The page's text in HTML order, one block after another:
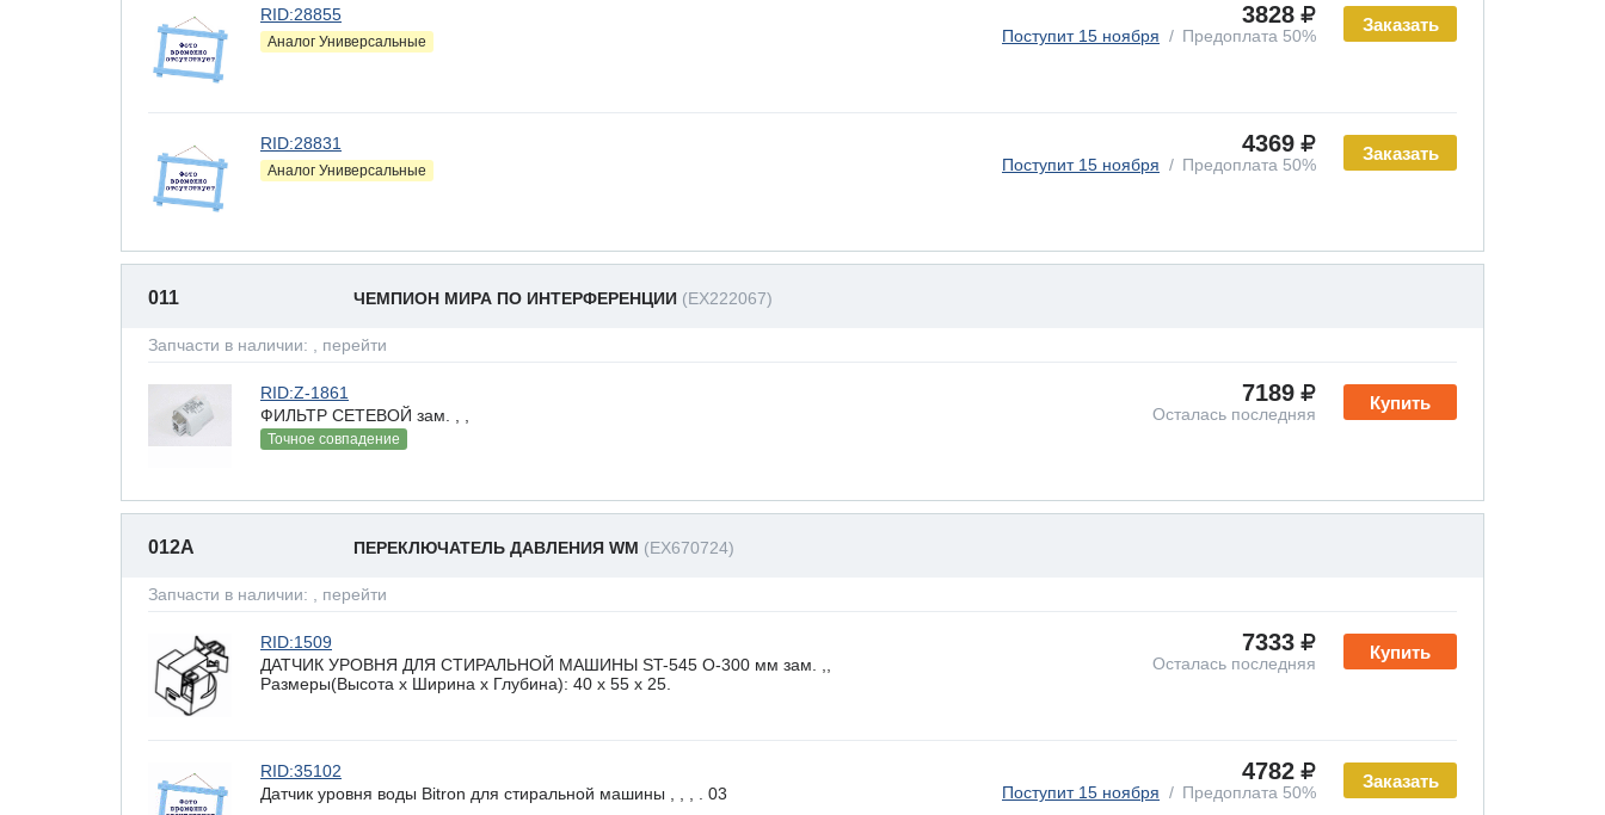
Заказать
RID:28855
Аналог Универсальные
3828
Поступит 15 ноября Предоплата 50%
Заказать
RID:28831
Аналог Универсальные
4369
Поступит 15 ноября Предоплата 50%
011 ЧЕМПИОН МИРА ПО ИНТЕРФЕРЕНЦИИ (EX222067)
Запчасти в наличии: , перейти
Купить
RID:Z-1861
ФИЛЬТР СЕТЕВОЙ зам. , ,
Точное совпадение
7189
Осталась последняя
012A ПЕРЕКЛЮЧАТЕЛЬ ДАВЛЕНИЯ WM (EX670724)
Запчасти в наличии: , перейти
Купить
RID:1509
ДАТЧИК УРОВНЯ ДЛЯ СТИРАЛЬНОЙ МАШИНЫ ST-545 O-300 мм зам. ,,
Размеры(Высота х Ширина х Глубина): 40 x 55 х 25.
7333
Осталась последняя
Заказать
RID:35102
Датчик уровня воды Bitron для стиральной машины , , , . 03
4782
Поступит 15 ноября Предоплата 50%